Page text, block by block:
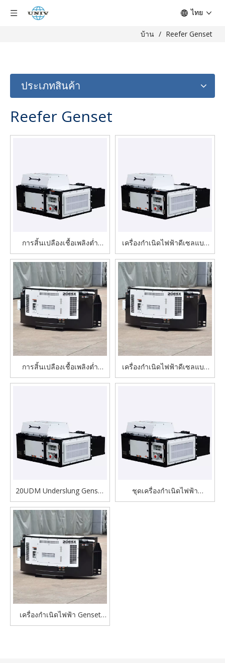
ไทย
บ้าน / Reefer Genset
ประเภทสินค้า
Reefer Genset
การสิ้นเปลืองเชื้อเพลิงต่ำ
20UDM เครื่องกำเนิดไฟฟ้า
ดีเซลแบบ Underslung อัน
เงียบสงบสำหรับตู้
คอนเทนเนอร์เย็น
เครื่องกำเนิดไฟฟ้าดีเซลแบบ
Underslung Dual Container
Power Supply ขนาด 20UDM
ประสิทธิภาพสูงสำหรับตู้
คอนเทนเนอร์เย็น
การสิ้นเปลืองเชื้อเพลิงต่ำ
20kW / 25kVA เครื่องยนต์
เครื่องกำเนิดไฟฟ้าดีเซลแบบ
คลิปออนแบบพกพาและมี
20UDM Underslung Genset
Set สำหรับตู้คอนเทนเนอร์เย็น
ถังขนาดใหญ่
ชุดเครื่องกำเนิดไฟฟ้า
Underslung ประสิทธิภาพสูง
เครื่องกำเนิดไฟฟ้า Genset
ชนิดคลิปออนสำหรับตู้